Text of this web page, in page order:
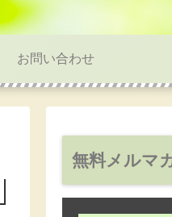
お問い合わせ
無料メルマ